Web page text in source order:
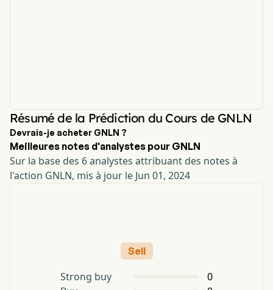
Résumé de la Prédiction du Cours de GNLN
Devrais-je acheter GNLN ?
Meilleures notes d'analystes pour GNLN
Sur la base des 6 analystes attribuant des notes à
l'action GNLN, mis à jour le Jun 01, 2024
Sell
Strong buy
0